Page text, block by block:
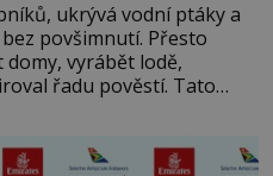
ukrývá vodní ptáky a
povšimnutí. Přesto
vyrábět lodě,
řadu pověstí. Tato
podívat